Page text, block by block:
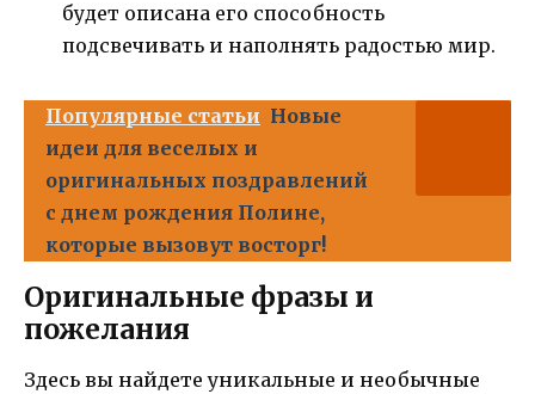
будет описана его способность
подсвечивать и наполнять радостью мир.
Популярные статьи Новые
идеи для веселых и
оригинальных поздравлений
с днем рождения Полине,
которые вызовут восторг!
Оригинальные фразы и
пожелания
Здесь вы найдете уникальные и необычные